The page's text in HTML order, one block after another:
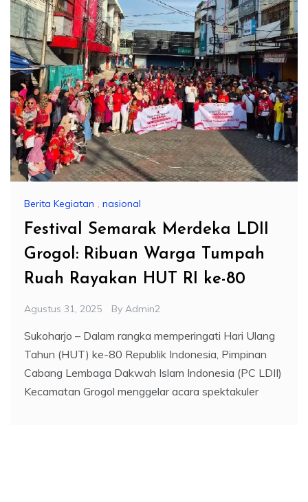
Berita Kegiatan , nasional
Festival Semarak Merdeka LDII
Grogol: Ribuan Warga Tumpah
Ruah Rayakan HUT RI ke-80
Agustus 31, 2025 By Admin2
Sukoharjo – Dalam rangka memperingati Hari Ulang
Tahun (HUT) ke-80 Republik Indonesia, Pimpinan
Cabang Lembaga Dakwah Islam Indonesia (PC LDII)
Kecamatan Grogol menggelar acara spektakuler